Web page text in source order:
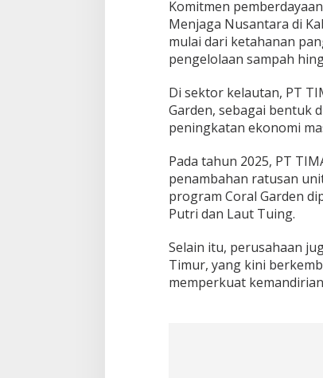
Komitmen
Menjaga Nusantara di
mulai dari ketahanan
pengelolaan sampah
Di sektor kelautan, PT
Garden, sebagai bentuk
peningkatan ekonomi
Pada tahun 2025, PT
penambahan ratusan
program Coral Garden
Putri dan Laut Tuing.
Selain itu, perusahaan
Timur, yang kini
memperkuat